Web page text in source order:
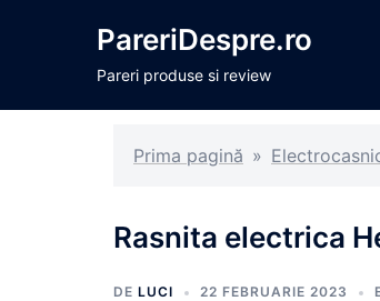
PareriDespre.ro
Pareri produse si review
Prima pagină »
Rasnita electrica
DE LUCI 22 FEBRUARIE 2023